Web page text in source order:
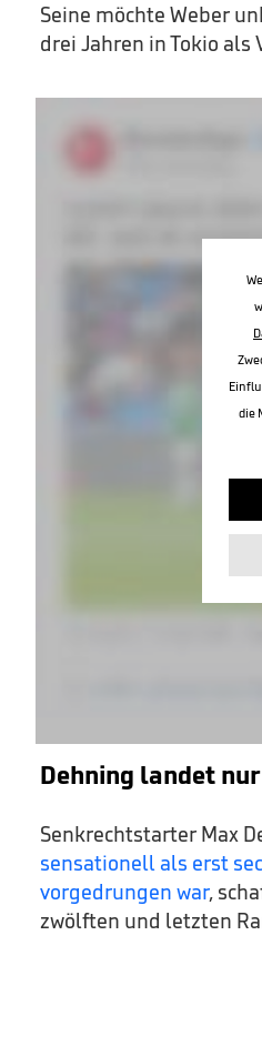
Seine möchte Weber
drei Jahren in Tokio
die
Dehning landet
Senkrechtstarter Max
sensationell als erst
vorgedrungen war,
zwölften und letzten